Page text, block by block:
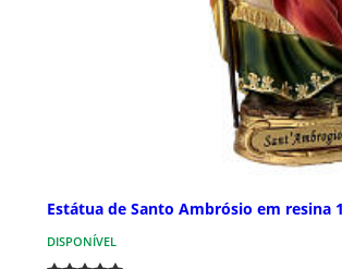
Estátua de Santo Ambrósio em resina
DISPONÍVEL